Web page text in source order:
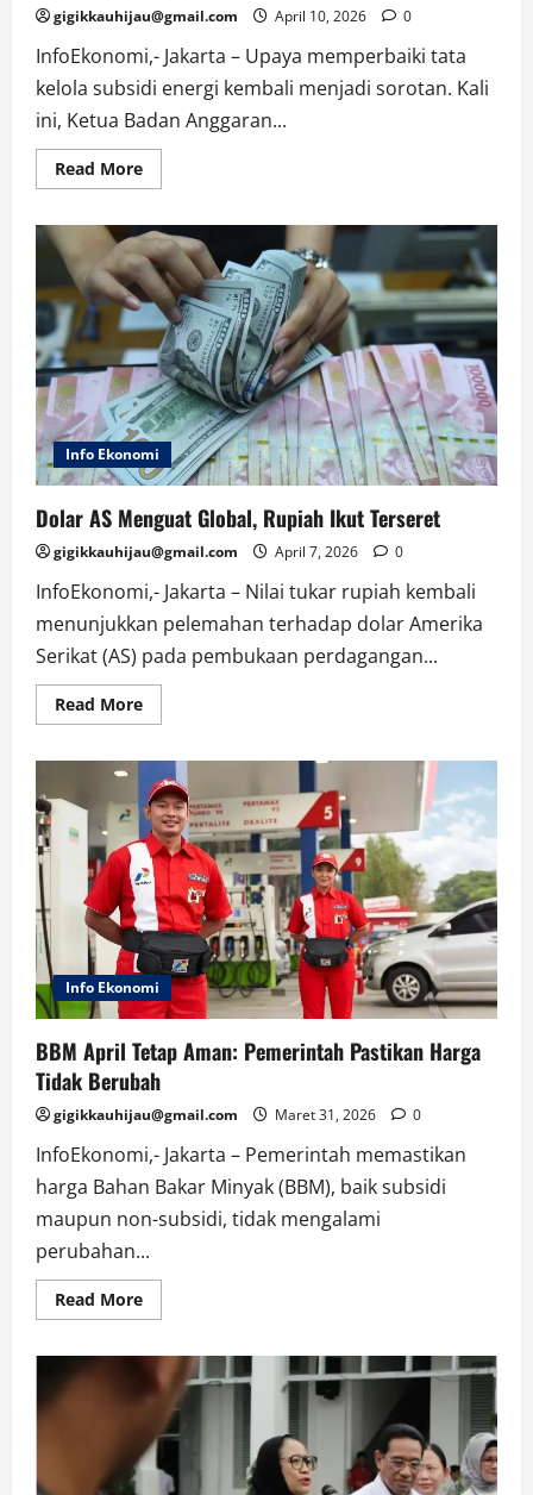
gigikkauhijau@gmail.com April 10, 2026 0
InfoEkonomi,- Jakarta – Upaya memperbaiki tata
kelola subsidi energi kembali menjadi sorotan. Kali
ini, Ketua Badan Anggaran...
Read MoreRead
more
Biometrik
Masuk
Distribusi
LPG,
Solusi
atau
Masalah
Baru?
Info Ekonomi
Dolar AS Menguat Global, Rupiah Ikut Terseret
gigikkauhijau@gmail.com April 7, 2026 0
InfoEkonomi,- Jakarta – Nilai tukar rupiah kembali
menunjukkan pelemahan terhadap dolar Amerika
Serikat (AS) pada pembukaan perdagangan...
Read MoreRead
more
Menguat
Global,
Rupiah
Ikut
Terseret
Info Ekonomi
BBM April Tetap Aman: Pemerintah Pastikan Harga
Tidak Berubah
gigikkauhijau@gmail.com Maret 31, 2026 0
InfoEkonomi,- Jakarta – Pemerintah memastikan
harga Bahan Bakar Minyak (BBM), baik subsidi
maupun non-subsidi, tidak mengalami
perubahan...
Read MoreRead
more
April
Tetap
Aman:
Pemerintah
Pastikan
Harga
Tidak
Berubah